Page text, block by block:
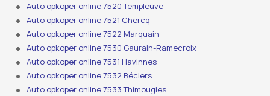
Auto opkoper online 7520 Templeuve
Auto opkoper online 7521 Chercq
Auto opkoper online 7522 Marquain
Auto opkoper online 7530 Gaurain-Ramecroix
Auto opkoper online 7531 Havinnes
Auto opkoper online 7532 Béclers
Auto opkoper online 7533 Thimougies